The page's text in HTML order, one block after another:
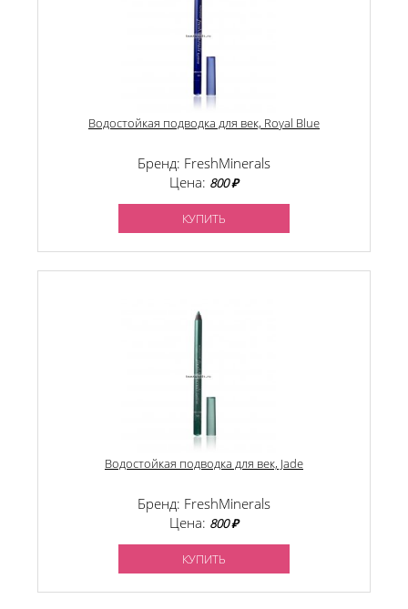
Водостойкая подводка для век, Royal Blue
Бренд: FreshMinerals
Цена: 800 ₽
КУПИТЬ
Водостойкая подводка для век, Jade
Бренд: FreshMinerals
Цена: 800 ₽
КУПИТЬ